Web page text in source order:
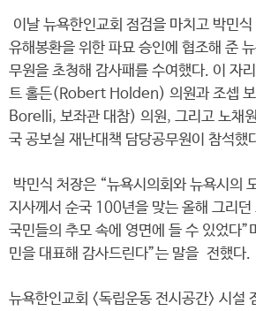
이날 뉴욕한인교회 점검을 마치고 박민
유해봉환을 위한 파묘 승인에 협조해 준
무원을 초청해 감사패를 수여했다. 이 자
트 홀든(Robert Holden) 의원과 조셉
Borelli, 보좌관 대참) 의원, 그리고 노채
국 공보실 재난대책 담당공무원이 참석했
박민식 처장은 “뉴욕시의회와 뉴욕시의
지사께서 순국 100년을 맞는 올해 그리던
국민들의 추모 속에 영면에 들 수 있었다”
민을 대표해 감사드린다”는 말을 전했다.
뉴욕한인교회 <독립운동 전시공간> 시설